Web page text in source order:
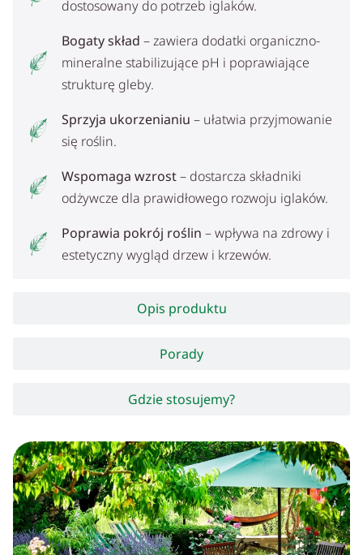
Opis produktu
Porady
Gdzie stosujemy?
dostosowany do potrzeb iglaków.
Bogaty skład – zawiera dodatki organiczno-
mineralne stabilizujące pH i poprawiające
strukturę gleby.
Sprzyja ukorzenianiu – ułatwia przyjmowanie
się roślin.
Wspomaga wzrost– dostarcza składniki
odżywcze dla prawidłowego rozwoju iglaków.
Poprawia pokrój roślin – wpływa na zdrowy i
estetyczny wygląd drzew i krzewów.